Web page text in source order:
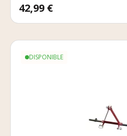
Prix
42,99 €
DISPONIBLE